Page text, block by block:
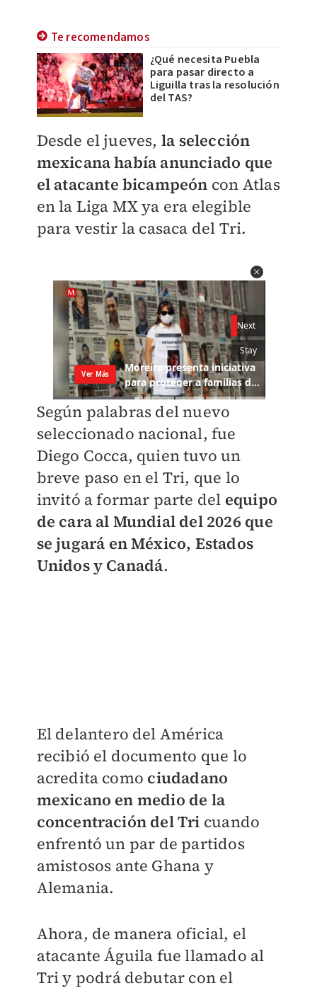
Te recomendamos
¿Qué necesita Puebla
para pasar directo a
Liguilla tras la resolución
del TAS?
Desde el jueves, la selección
mexicana había anunciado que
el atacante bicampeón con Atlas
en la Liga MX ya era elegible
para vestir la casaca del Tri.
Según palabras del nuevo
seleccionado nacional, fue
Diego Cocca, quien tuvo un
breve paso en el Tri, que lo
invitó a formar parte del equipo
de cara al Mundial del 2026 que
se jugará en México, Estados
Unidos y Canadá.
El delantero del América
recibió el documento que lo
acredita como ciudadano
mexicano en medio de la
concentración del Tri cuando
enfrentó un par de partidos
amistosos ante Ghana y
Alemania.
Ahora, de manera oficial, el
atacante Águila fue llamado al
Tri y podrá debutar con el